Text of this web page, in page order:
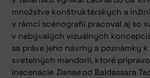
množstve konštruktérskych a
v rámci scénografií pracoval aj so
v nebývalých vizuálnych
sa práve jeho návrhy a poznámky
svetelných mandorlí, ktoré
inscenácie Danaeod Baldassara